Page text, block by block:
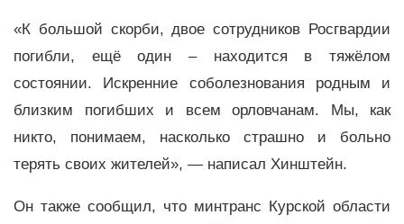
«К большой скорби, двое сотрудников Росгвардии
погибли, ещё один – находится в тяжёлом
состоянии. Искренние соболезнования родным и
близким погибших и всем орловчанам. Мы, как
никто, понимаем, насколько страшно и больно
терять своих жителей», — написал Хинштейн.
Он также сообщил, что минтранс Курской области